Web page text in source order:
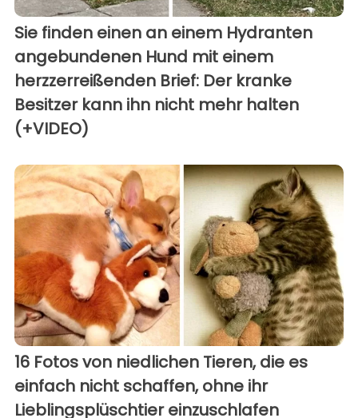
Sie finden einen an einem Hydranten
angebundenen Hund mit einem
herzzerreißenden Brief: Der kranke
Besitzer kann ihn nicht mehr halten
(+VIDEO)
16 Fotos von niedlichen Tieren, die es
einfach nicht schaffen, ohne ihr
Lieblingsplüschtier einzuschlafen